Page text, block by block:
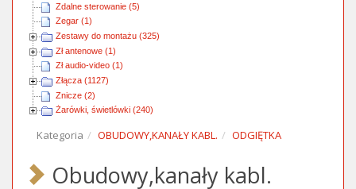
Zdalne sterowanie (5)
Zegar (1)
Zestawy do montażu (325)
Zł antenowe (1)
Zł audio-video (1)
Złącza (1127)
Znicze (2)
Żarówki, świetlówki (240)
Kategoria OBUDOWY,KANAŁY KABL. ODGIĘTKA
Obudowy,kanały kabl.